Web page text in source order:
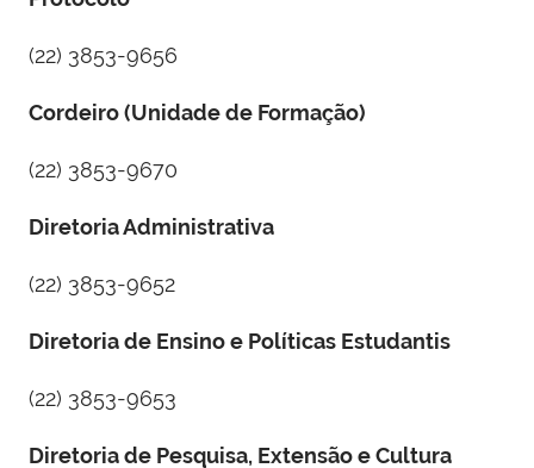
(22) 3853-9656
Cordeiro (Unidade de Formação)
(22) 3853-9670
Diretoria Administrativa
(22) 3853-9652
Diretoria de Ensino e Políticas Estudantis
(22) 3853-9653
Diretoria de Pesquisa, Extensão e Cultura